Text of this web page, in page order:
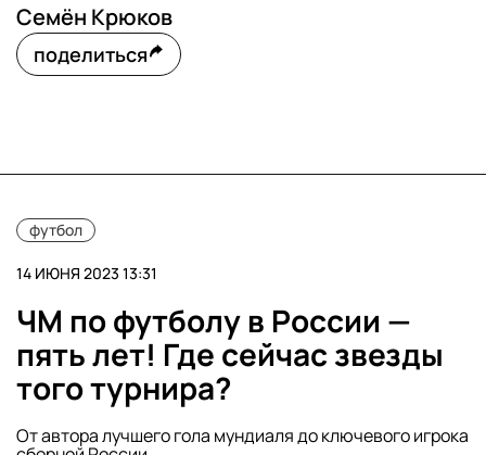
Семён Крюков
поделиться
футбол
14 ИЮНЯ 2023 13:31
ЧМ по футболу в России —
пять лет! Где сейчас звезды
того турнира?
От автора лучшего гола мундиаля до ключевого игрока